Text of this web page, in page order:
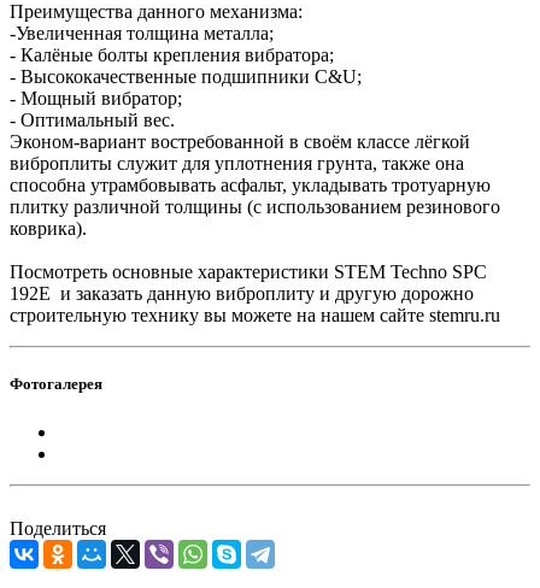
Преимущества данного механизма:
-Увеличенная толщина металла;
- Калёные болты крепления вибратора;
- Высококачественные подшипники C&U;
- Мощный вибратор;
- Оптимальный вес.
Эконом-вариант востребованной в своём классе лёгкой
виброплиты служит для уплотнения грунта, также она
способна утрамбовывать асфальт, укладывать тротуарную
плитку различной толщины (с использованием резинового
коврика).
Посмотреть основные характеристики STEM Techno SPC
192E и заказать данную виброплиту и другую дорожно
строительную технику вы можете на нашем сайте stemru.ru
Фотогалерея
Поделиться